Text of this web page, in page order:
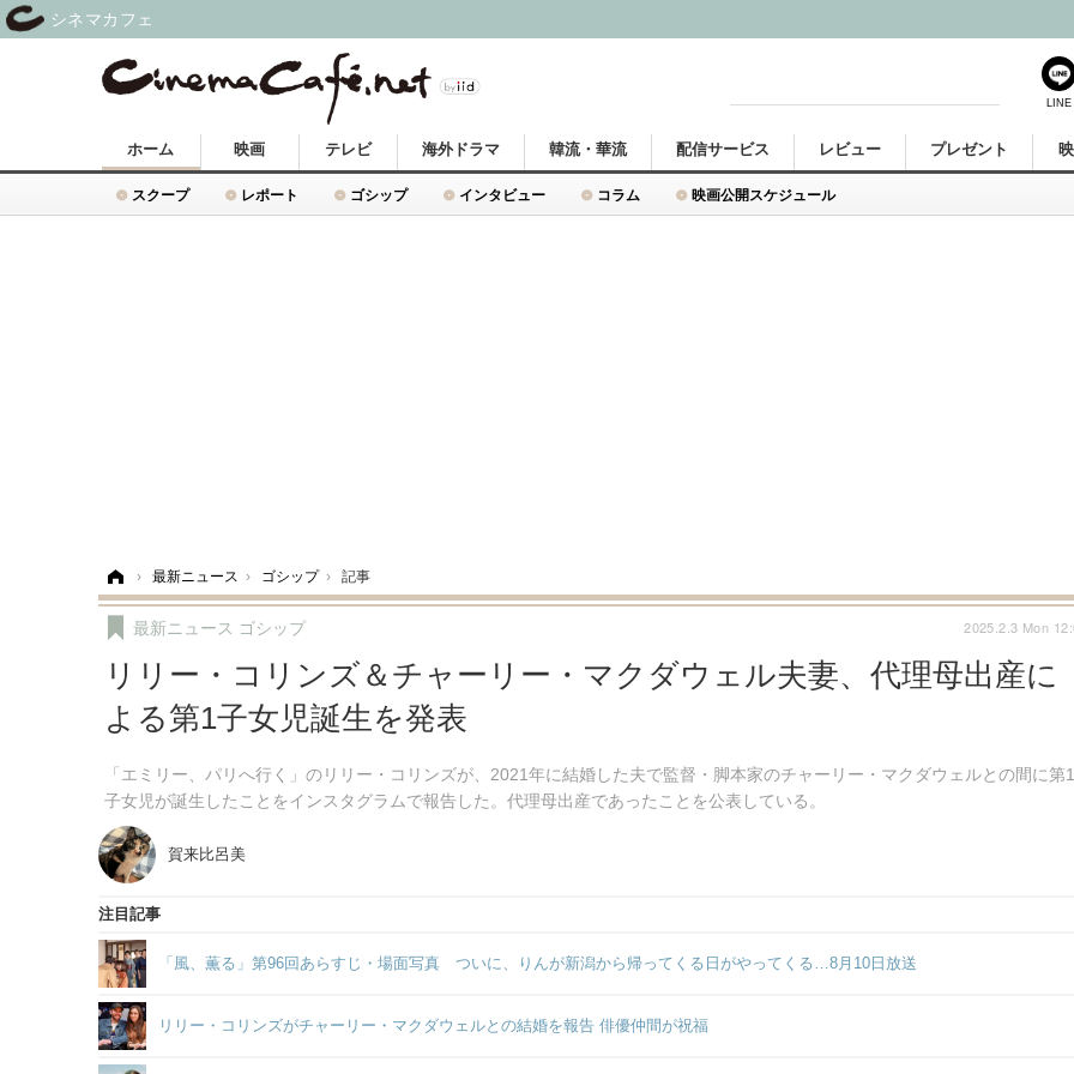
ホーム
スクープ レポート ゴシップ インタビュー コラム 映画公開スケジュール
映画 テレビ 海外ドラマ 韓流・華流 配信サービス レビュー プレゼント
› 最新ニュース › ゴシップ › 記事
リリー・コリンズ＆チャーリー・マクダウェル夫妻、代理母出産に
よる第1子女児誕生を発表
「エミリー、パリへ行く」のリリー・コリンズが、2021年に結婚した夫で監督・脚本家のチャーリー・マクダウェルとの間に第1
子女児が誕生したことをインスタグラムで報告した。代理母出産であったことを公表している。
最新ニュース ゴシップ 2025.2.3 Mon
賀来比呂美
注目記事
「風、薫る」第96回あらすじ・場面写真 ついに、りんが新潟から帰ってくる日がやってくる…8月10日放送
リリー・コリンズがチャーリー・マクダウェルとの結婚を報告 俳優仲間が祝福
LINE
シネマカフェ